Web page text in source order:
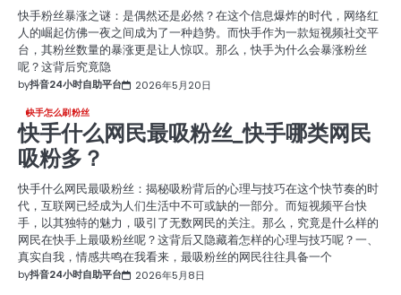
快手粉丝暴涨之谜：是偶然还是必然？在这个信息爆炸的时代，网络红
人的崛起仿佛一夜之间成为了一种趋势。而快手作为一款短视频社交平
台，其粉丝数量的暴涨更是让人惊叹。那么，快手为什么会暴涨粉丝
呢？这背后究竟隐
by抖音24小时自助平台 2026年5月20日
快手怎么刷粉丝
快手什么网民最吸粉丝_快手哪类网民
吸粉多？
快手什么网民最吸粉丝：揭秘吸粉背后的心理与技巧在这个快节奏的时
代，互联网已经成为人们生活中不可或缺的一部分。而短视频平台快
手，以其独特的魅力，吸引了无数网民的关注。那么，究竟是什么样的
网民在快手上最吸粉丝呢？这背后又隐藏着怎样的心理与技巧呢？一、
真实自我，情感共鸣在我看来，最吸粉丝的网民往往具备一个
by抖音24小时自助平台 2026年5月8日